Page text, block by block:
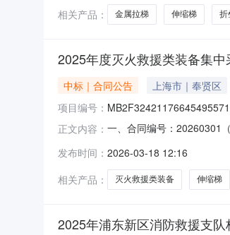
相关产品：
金属拉梯 伸缩梯 折
2025年度灭火救援类装备集
中标｜合同公告 上海市｜奉贤区
项目编号：
正文内容： 一、合同编号：20260301
应商（乙方）：江西鼎峰装
发布时间： 2026-03-18 12:16
相关产品：
灭火救援类装备 伸缩梯
2025年浦东新区消防救援支